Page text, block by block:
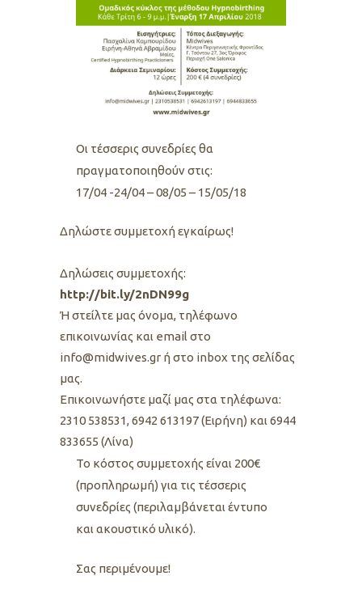
Οι τέσσερις συνεδρίες θα
πραγματοποιηθούν στις:
17/04 -24/04 – 08/05 – 15/05/18
Δηλώστε συμμετοχή εγκαίρως!
Δηλώσεις συμμετοχής:
http://bit.ly/2nDN99g
Ή στείλτε μας όνομα, τηλέφωνο
επικοινωνίας και email στο
info@midwives.gr ή στο inbox της σελίδας
μας.
Eπικοινωνήστε μαζί μας στα τηλέφωνα:
2310 538531, 6942 613197 (Ειρήνη) και 6944
833655 (Λίνα)
Το κόστος συμμετοχής είναι 200€
(προπληρωμή) για τις τέσσερις
συνεδρίες (περιλαμβάνεται έντυπο
και ακουστικό υλικό).
Σας περιμένουμε!